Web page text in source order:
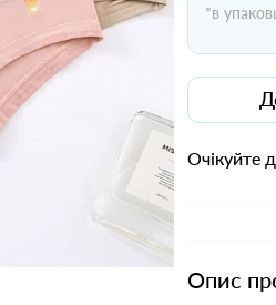
*в
Очікуйте
Опис